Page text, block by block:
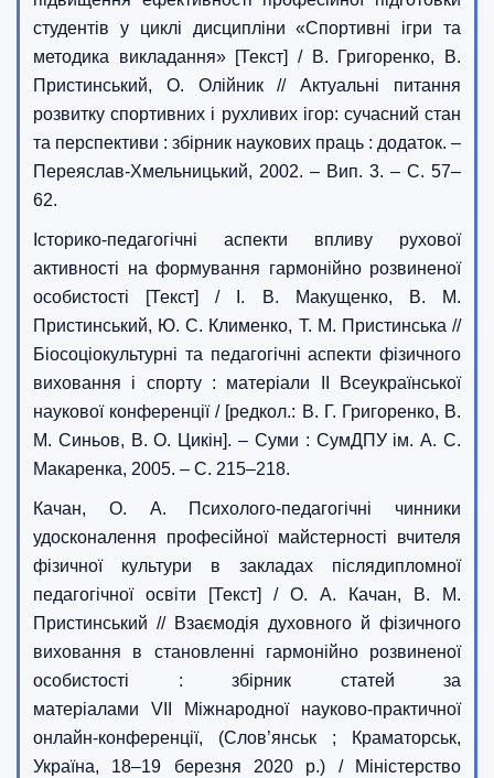
студентів у циклі дисципліни «Спортивні ігри та
методика викладання» [Текст] / В. Григоренко, В.
Пристинський, О. Олійник // Актуальні питання
розвитку спортивних і рухливих ігор: сучасний стан
та перспективи : збірник наукових праць : додаток. –
Переяслав-Хмельницький, 2002. – Вип. 3. – С. 57–
62.
Історико-педагогічні аспекти впливу рухової
активності на формування гармонійно розвиненої
особистості [Текст] / І. В. Макущенко, В. М.
Пристинський, Ю. С. Клименко, Т. М. Пристинська //
Біосоціокультурні та педагогічні аспекти фізичного
виховання і спорту : матеріали II Всеукраїнської
наукової конференції / [редкол.: В. Г. Григоренко, В.
М. Синьов, В. О. Цикін]. – Суми : СумДПУ ім. А. С.
Макаренка, 2005. – С. 215–218.
Качан, О. А. Психолого-педагогічні чинники
удосконалення професійної майстерності вчителя
фізичної культури в закладах післядипломної
педагогічної освіти [Текст] / О. А. Качан, В. М.
Пристинський // Взаємодія духовного й фізичного
виховання в становленні гармонійно розвиненої
особистості : збірник статей за
матеріалами VІI Міжнародної науково-практичної
онлайн-конференції, (Слов’янськ ; Краматорськ,
Україна, 18–19 березня 2020 р.) / Міністерство